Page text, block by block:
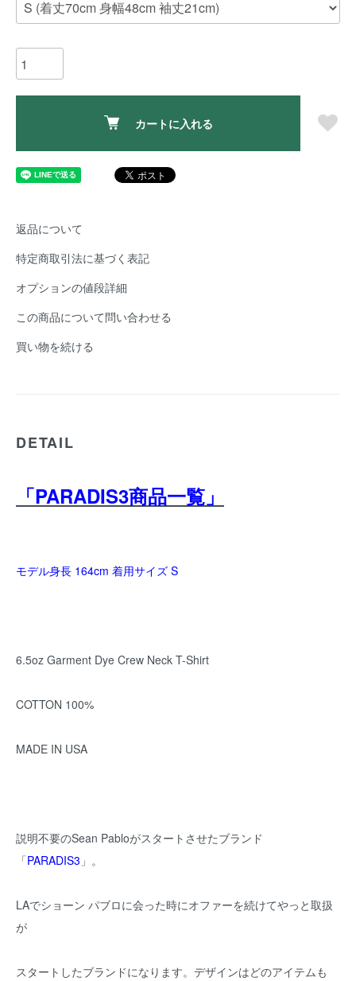
カートに入れる
返品について
特定商取引法に基づく表記
オプションの値段詳細
この商品について問い合わせる
買い物を続ける
DETAIL
「PARADIS3商品一覧」
モデル身長 164cm 着用サイズ S
6.5oz Garment Dye Crew Neck T-Shirt
COTTON 100%
MADE IN USA
説明不要のSean Pabloがスタートさせたブランド
「PARADIS3 」。
LAでショーン パブロに会った時にオファーを続けてやっと取扱
が
スタートしたブランドになります。デザインはどのアイテムも